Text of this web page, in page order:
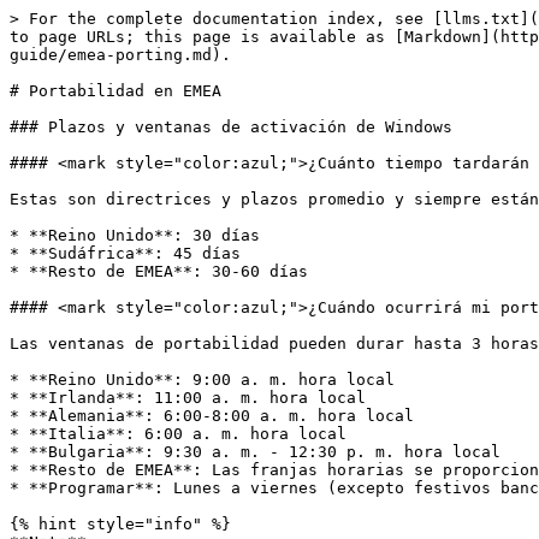
> For the complete documentation index, see [llms.txt](https://library.zoom.com/llms.txt). Markdown versions of documentation pages are available by appending `.md` to page URLs; this page is available as [Markdown](https://library.zoom.com/technical-library/es/zoom-workplace/zoom-phone/number-porting-and-management-field-guide/emea-porting.md).

# Portabilidad en EMEA

### Plazos y ventanas de activación de Windows

#### <mark style="color:azul;">¿Cuánto tiempo tardarán las portabilidades?</mark>

Estas son directrices y plazos promedio y siempre están sujetas a cambio según la carga de trabajo del operador cedente.

* **Reino Unido**: 30 días
* **Sudáfrica**: 45 días
* **Resto de EMEA**: 30-60 días

#### <mark style="color:azul;">¿Cuándo ocurrirá mi portabilidad?</mark>

Las ventanas de portabilidad pueden durar hasta 3 horas. Los horarios siguientes son aproximados.

* **Reino Unido**: 9:00 a. m. hora local
* **Irlanda**: 11:00 a. m. hora local
* **Alemania**: 6:00-8:00 a. m. hora local
* **Italia**: 6:00 a. m. hora local
* **Bulgaria**: 9:30 a. m. - 12:30 p. m. hora local
* **Resto de EMEA**: Las franjas horarias se proporcionan tras la confirmación del puerto
* **Programar**: Lunes a viernes (excepto festivos bancarios)

{% hint style="info" %}
**Nota**

Debe esperarse un tiempo de inactividad durante las portabilidades de número de EMEA.
{% endhint %}

#### <mark style="color:azul;">Directrices</mark>

* Se requiere una copia de la factura telefónica con fecha de los últimos 3 meses.
* La información que proporciona **debe coincidir** exactamente con lo que está registrado con su proveedor actual.
* La LOA debe estar firmada a mano/en húmedo y fechada dentro de los últimos 3 meses. Las LOA firmadas electrónicamente no se aceptan en la mayoría de los países de EMEA.
* No marque en rojo ni modifique la plantilla de LOA; el formato y la redacción no deben cambiarse.
* El nombre de su proveedor telefónico es obligatorio en la LOA.
* La LOA debe estar en formato de fecha de la UE (dd-mm-aaaa).
* En algunos países europeos, la dirección indicada en la LOA debe coincidir con el país de los números telefónicos que se portan. Consulte las directrices de portabilidad para obtener más información.
* Todos los números de portabilidad deben indicarse en el cuerpo de la LOA y no como archivos adjuntos.
* Los bloques de números DDI pueden requerir portabilidad completa, ya que algunos países no permiten dividir bloques/rangos de números. Consulte nuestra [página de Preguntas frecuentes](https://support.zoom.com/hc/en/article?id=zm_kb\&sysparm_article=KB0061279) para obtener más información.
* Las comprobaciones de portabilidad de número solo pueden realizarse una vez que se haya enviado el pedido. Puede haber ocasiones en que los proveedores indiquen que los números no son portables.
* Puede experimentar cierta pérdida de servicio en las llamadas entrantes durante la ventana de activación del puerto mientras los números que se portan están en proceso.
* La portabilidad suele tardar un promedio de 30 días desde el día de la solicitud.

{% hint style="info" %}
**Nota**

Genere un pedido por cada LOA / por cada país de portabilidad.
{% endhint %}

### Portabilidad de Número Local

#### <mark style="color:azul;">Consideraciones